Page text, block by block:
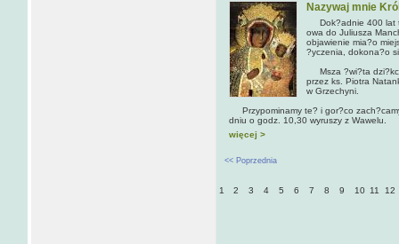
Nazywaj mnie
Dok?adnie 400 lat
owa do Juliusza
objawienie mia?o
?yczenia, dokona?o
Msza ?wi?ta
przez ks. Piotra
w Grzechyni.
Przypominamy te? i gor?co
dniu o godz. 10,30 wyruszy z Wawelu.
więcej >
<< Poprzednia
1 2 3 4 5 6 7 8 9 10 11 12